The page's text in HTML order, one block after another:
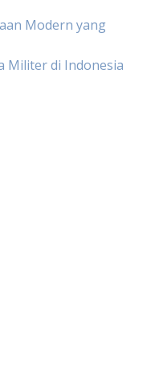
Modern yang
Militer di Indonesia